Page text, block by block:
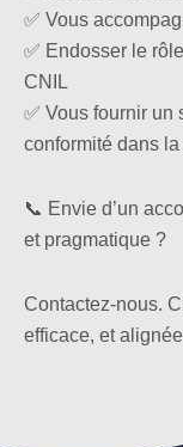
✅ Vous
✅ Endosser le
CNIL
✅ Vous fournir un
conformité dans
📞 Envie d’un
et pragmatique ?
Contactez-nous.
efficace, et